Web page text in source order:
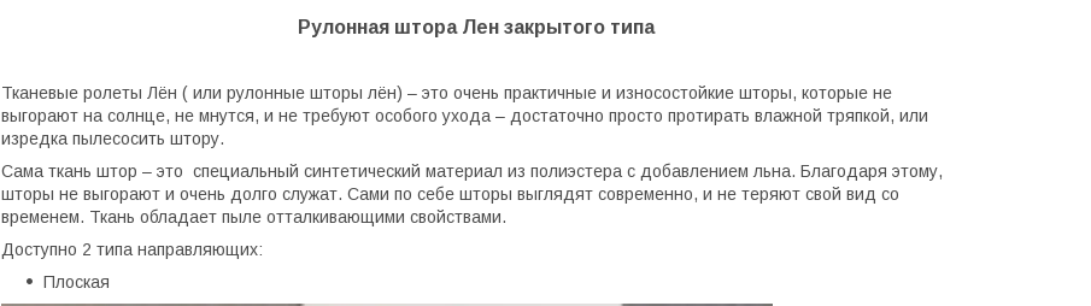
Рулонная штора Лен закрытого типа
Тканевые ролеты Лён ( или рулонные шторы лён) – это очень практичные и износостойкие шторы, которые не
выгорают на солнце, не мнутся, и не требуют особого ухода – достаточно просто протирать влажной тряпкой, или
изредка пылесосить штору.
Сама ткань штор – это специальный синтетический материал из полиэстера с добавлением льна. Благодаря этому,
шторы не выгорают и очень долго служат. Сами по себе шторы выглядят современно, и не теряют свой вид со
временем. Ткань обладает пыле отталкивающими свойствами.
Доступно 2 типа направляющих:
Плоская